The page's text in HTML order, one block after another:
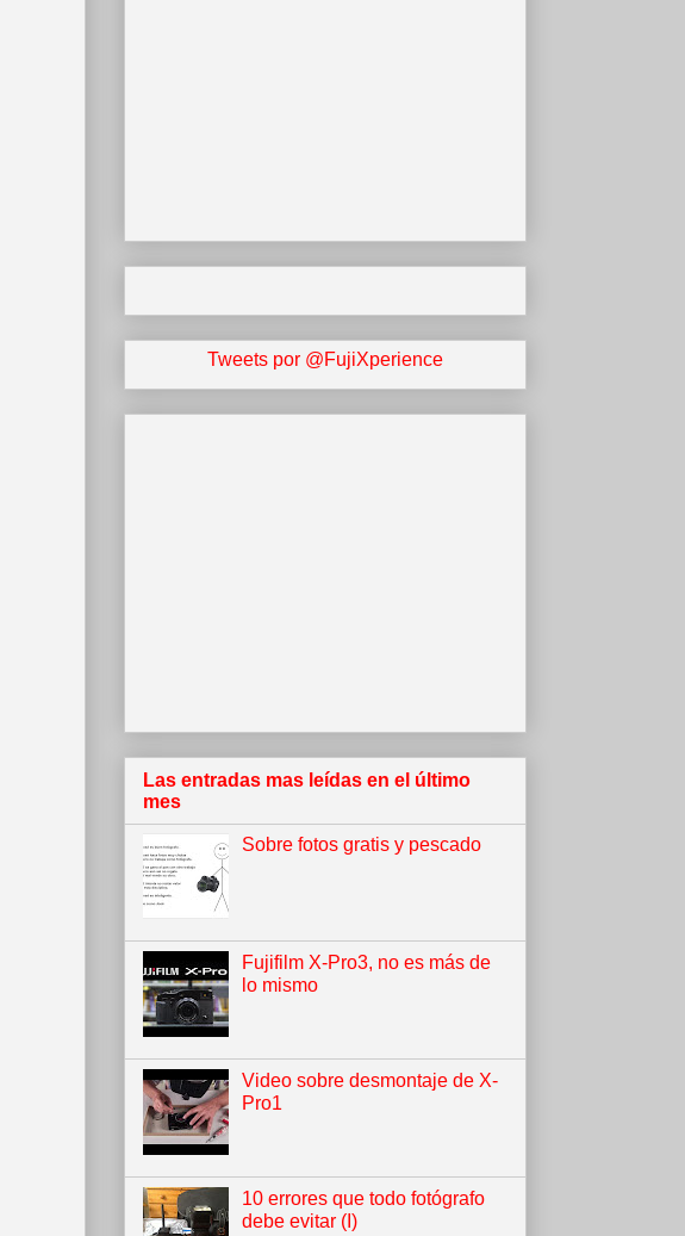
Tweets por @FujiXperience
Las entradas mas leídas en el último
mes
Sobre fotos gratis y pescado
Fujifilm X-Pro3, no es más de
lo mismo
Video sobre desmontaje de X-
Pro1
10 errores que todo fotógrafo
debe evitar (I)